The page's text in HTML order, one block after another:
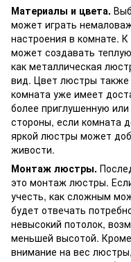
Материалы и цвета.
может играть
настроения в комнате.
может создавать
как металлическая
вид. Цвет люстры
комната уже имеет
более приглушенную
стороны, если комната
яркой люстры может
живости.
Монтаж люстры.
это монтаж люстры.
учесть, как сложным
будет отвечать
невысокий потолок,
меньшей высотой.
внимание на вес